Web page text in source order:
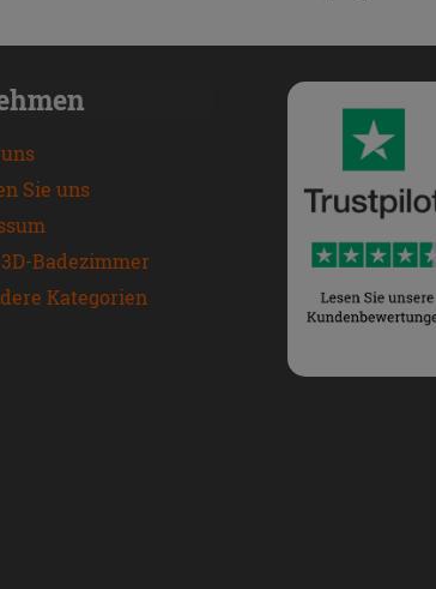
Sie uns
Badezimmer
Kategorien